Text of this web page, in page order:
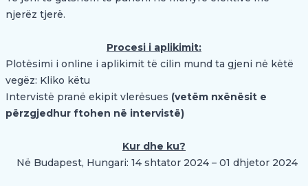
njerëz tjerë.
Procesi i aplikimit:
Plotësimi i online i aplikimit të cilin mund ta gjeni në këtë
vegëz: Kliko këtu
Intervistë pranë ekipit vlerësues (vetëm nxënësit e
përzgjedhur ftohen në intervistë)
Kur dhe ku?
Në Budapest, Hungari: 14 shtator 2024 – 01 dhjetor 2024